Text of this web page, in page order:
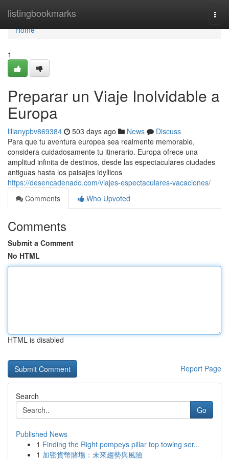
listingbookmarks
Home
Home
1
Preparar un Viaje Inolvidable a
Europa
lilianypbv869384 503 days ago News
Discuss
Para que tu aventura europea sea realmente memorable,
considera cuidadosamente tu itinerario. Europa ofrece una
amplitud infinita de destinos, desde las espectaculares ciudades
antiguas hasta los paisajes idyllicos
https://desencadenado.com/viajes-espectaculares-vacaciones/
Comments
Who Upvoted
Comments
Submit a Comment
No HTML
HTML is disabled
Report Page
Search
Go
Published News
1 Finding the Right pompeys pillar top towing ser...
1 加密貨幣賭場：未來趨勢與風險